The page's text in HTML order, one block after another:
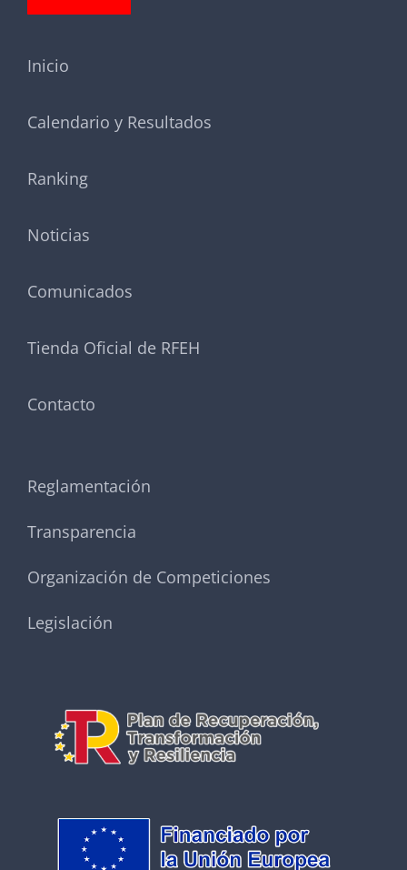
Inicio
Calendario y Resultados
Ranking
Noticias
Comunicados
Tienda Oficial de RFEH
Contacto
Reglamentación
Transparencia
Organización de Competiciones
Legislación